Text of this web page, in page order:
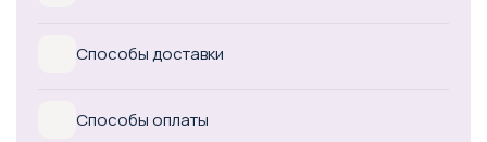
Способы доставки
Способы оплаты